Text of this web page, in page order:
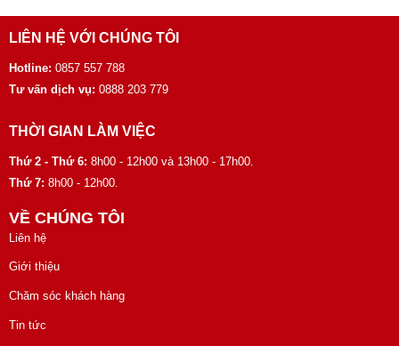
LIÊN HỆ VỚI CHÚNG TÔI
Hotline: 0857 557 788
Tư vấn dịch vụ: 0888 203 779
THỜI GIAN LÀM VIỆC
Thứ 2 - Thứ 6: 8h00 - 12h00 và 13h00 - 17h00.
Thứ 7: 8h00 - 12h00.
VỀ CHÚNG TÔI
Liên hệ
Giới thiệu
Chăm sóc khách hàng
Tin tức